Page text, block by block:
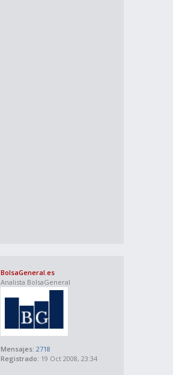
BolsaGeneral.es
Analista BolsaGeneral
Mensajes: 2718
Registrado: 19 Oct 2008, 23:34